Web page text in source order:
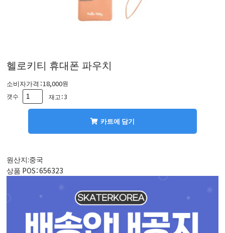
헬로키티 휴대폰 파우치
소비자가격：18,000원
갯수
재고：3
카트에 담기
원산지:중국
상품 POS：656323